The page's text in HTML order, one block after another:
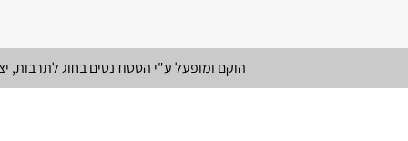
הוקם ומופעל ע"י הסטודנטים בחוג לתרבות,